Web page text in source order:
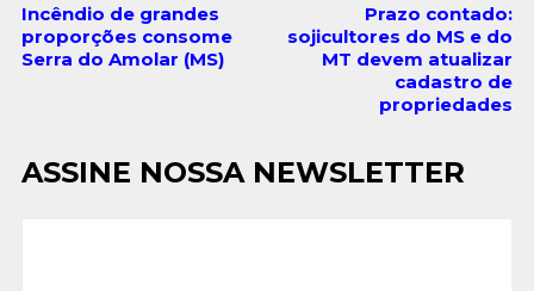
Incêndio de grandes
proporções consome
Serra do Amolar (MS)
Prazo contado:
sojicultores do MS e do
MT devem atualizar
cadastro de
propriedades
ASSINE NOSSA NEWSLETTER